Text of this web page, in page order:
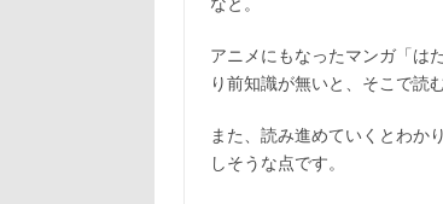
アニメにもなったマンガ「は
り前知識が無いと、そこで読
また、読み進めていくとわか
しそうな点です。